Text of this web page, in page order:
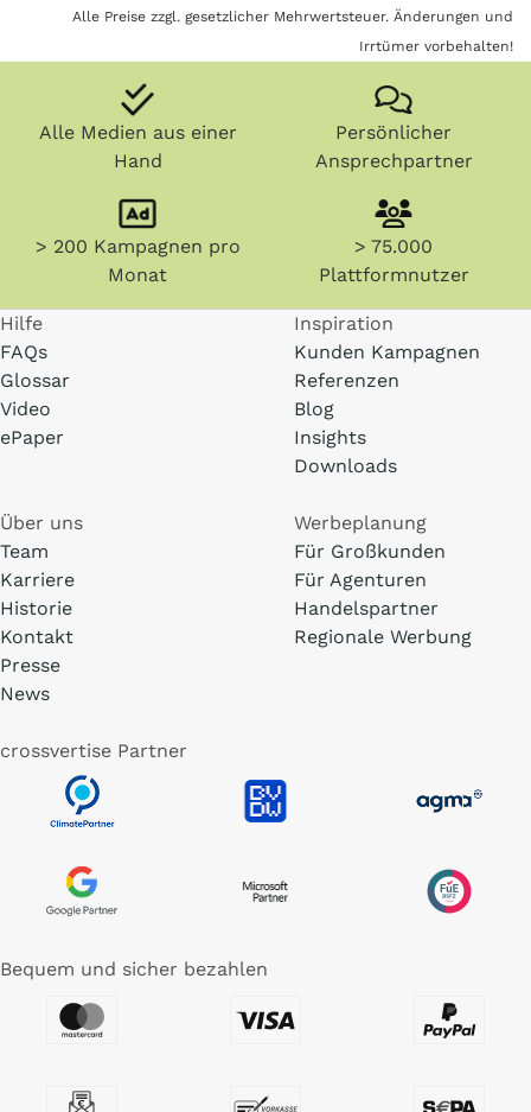
Alle Preise zzgl. gesetzlicher Mehrwertsteuer. Änderungen und
Irrtümer vorbehalten!
Alle Medien aus einer
Hand
Persönlicher
Ansprechpartner
> 200 Kampagnen pro
Monat
> 75.000
Plattformnutzer
Hilfe
FAQs
Glossar
Video
ePaper
Inspiration
Kunden Kampagnen
Referenzen
Blog
Insights
Downloads
Über uns
Team
Karriere
Historie
Kontakt
Presse
News
Werbeplanung
Für Großkunden
Für Agenturen
Handelspartner
Regionale Werbung
crossvertise Partner
Bequem und sicher bezahlen